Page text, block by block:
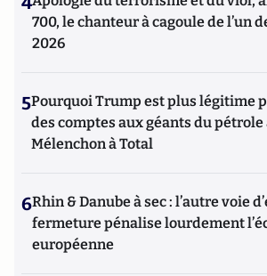
700, le chanteur à cagoule de l’un
2026
5Pourquoi Trump est plus légitime
des comptes aux géants du
Mélenchon à Total
6Rhin & Danube à sec : l’autre voie
fermeture pénalise lourdement
européenne